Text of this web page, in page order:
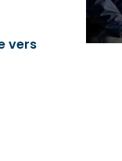
vers